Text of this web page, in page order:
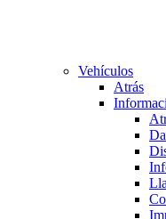
Vehículos
Atrás